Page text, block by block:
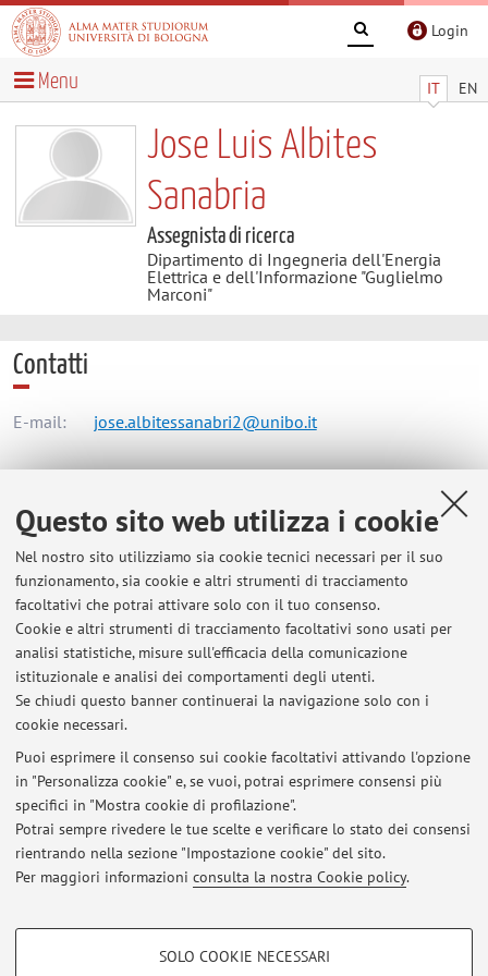
Questo sito web utilizza i cookie
Nel nostro sito utilizziamo sia cookie tecnici necessari per il suo
funzionamento, sia cookie e altri strumenti di tracciamento
facoltativi che potrai attivare solo con il tuo consenso.
Cookie e altri strumenti di tracciamento facoltativi sono usati per
analisi statistiche, misure sull'efficacia della comunicazione
istituzionale e analisi dei comportamenti degli utenti.
Se chiudi questo banner continuerai la navigazione solo con i
cookie necessari.
Puoi esprimere il consenso sui cookie facoltativi attivando l'opzione
in "Personalizza cookie" e, se vuoi, potrai esprimere consensi più
specifici in "Mostra cookie di profilazione".
Potrai sempre rivedere le tue scelte e verificare lo stato dei consensi
rientrando nella sezione "Impostazione cookie" del sito.
Per maggiori informazioni consulta la nostra Cookie policy.
COOKIE DI PROFILAZIONE - FACOLTATIVI
SOLO COOKIE NECESSARI
Login
IT EN
Menu
Jose Luis Albites
Sanabria
Assegnista di ricerca
Dipartimento di Ingegneria dell'Energia
Elettrica e dell'Informazione "Guglielmo
Marconi"
Contatti
E-mail: jose.albitessanabri2@unibo.it
Dipartimento di Ingegneria dell'Energia Elettrica e
dell'Informazione "Guglielmo Marconi"
Viale del Risorgimento 2, Bologna -Vai alla mappa
Risorse in rete
ORCID
Ultimi avvisi
Al momento non sono presenti avvisi.